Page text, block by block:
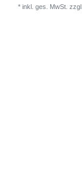
* inkl. ges. MwSt. zzgl.